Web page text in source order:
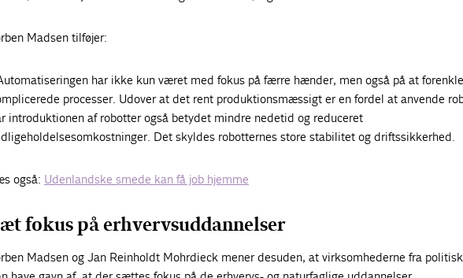
Madsen tilføjer:
har ikke kun været med fokus på færre hænder, men også på at forenkle
processer. Udover at det rent produktionsmæssigt er en fordel at anvende
introduktionen af robotter også betydet mindre nedetid og reduceret
Det skyldes robotternes store stabilitet og driftssikkerhed.
også: Udenlandske smede kan få job hjemme
fokus på erhvervsuddannelser
Madsen og Jan Reinholdt Mohrdieck mener desuden, at virksomhederne fra